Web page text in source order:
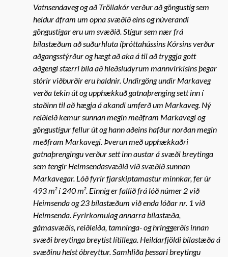
Vatnsendaveg og að Tröllakór verður að göngustíg sem
heldur áfram um opna svæðið eins og núverandi
göngustígar eru um svæðið. Stígur sem nær frá
bílastæðum að suðurhluta íþróttahússins Kórsins verður
aðgangsstýrður og hægt að aka á til að tryggja gott
aðgengi stærri bíla að hleðsludyrum mannvirkisins þegar
stórir viðburðir eru haldnir. Undirgöng undir Markaveg
verða tekin út og upphækkuð gatnaþrenging sett inn í
staðinn til að hægja á akandi umferð um Markaveg. Ný
reiðleið kemur sunnan megin meðfram Markavegi og
göngustígur fellur út og hann aðeins hafður norðan megin
meðfram Markavegi. Þverun með upphækkaðri
gatnaþrengingu verður sett inn austar á svæði breytinga
sem tengir Heimsendasvæðið við svæðið sunnan
Markavegar. Lóð fyrir fjarskiptamastur minnkar, fer úr
493 m² í 240 m². Einnig er fallið frá lóð númer 2 við
Heimsenda og 23 bílastæðum við enda lóðar nr. 1 við
Heimsenda. Fyrirkomulag annarra bílastæða,
gámasvæðis, reiðleiða, tamninga- og hringgerðis innan
svæði breytinga breytist lítillega. Heildarfjöldi bílastæða á
svæðinu helst óbreyttur. Samhliða þessari breytingu